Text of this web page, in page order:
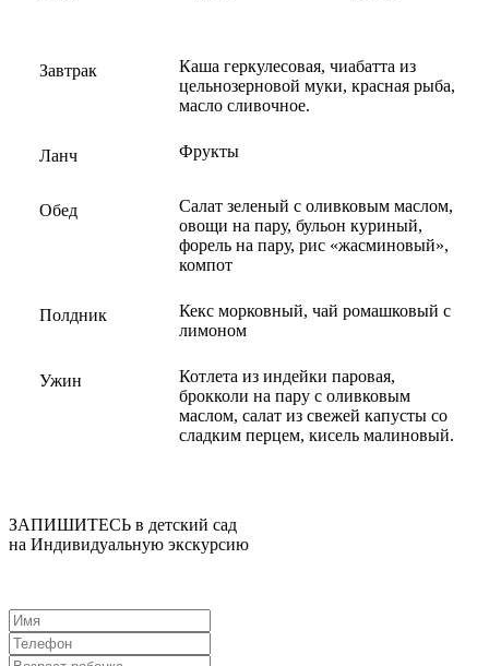
Завтрак
Каша геркулесовая, чиабатта из
цельнозерновой муки, красная рыба,
масло сливочное.
Ланч Фрукты
Обед
Салат зеленый с оливковым маслом,
овощи на пару, бульон куриный,
форель на пару, рис «жасминовый»,
компот
Полдник
Кекс морковный, чай ромашковый с
лимоном
Ужин
Котлета из индейки паровая,
брокколи на пару с оливковым
маслом, салат из свежей капусты со
сладким перцем, кисель малиновый.
ЗАПИШИТЕСЬ в детский сад
на Индивидуальную экскурсию